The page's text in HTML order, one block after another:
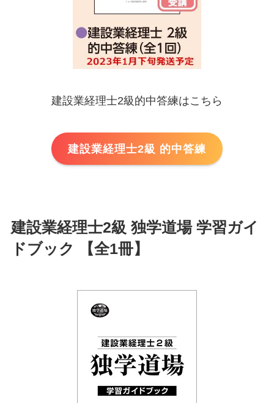
建設業経理士2級的中答練はこちら
建設業経理士2級 的中答練
建設業経理士2級 独学道場 学習ガイ
ドブック 【全1冊】